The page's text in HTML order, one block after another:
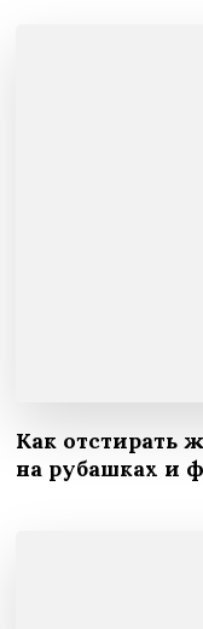
Как отстирать
на рубашках и